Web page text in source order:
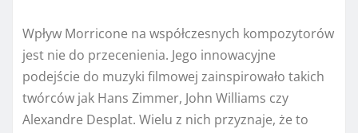
Wpływ Morricone na współczesnych kompozytorów
jest nie do przecenienia. Jego innowacyjne
podejście do muzyki filmowej zainspirowało takich
twórców jak Hans Zimmer, John Williams czy
Alexandre Desplat. Wielu z nich przyznaje, że to